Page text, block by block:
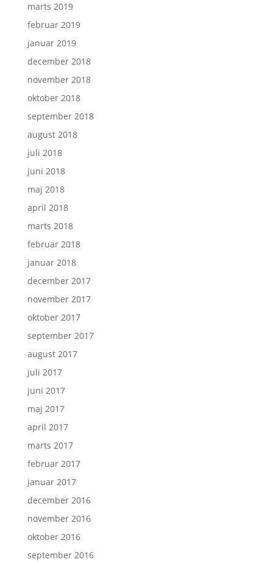
marts 2019
februar 2019
januar 2019
december 2018
november 2018
oktober 2018
september 2018
august 2018
juli 2018
juni 2018
maj 2018
april 2018
marts 2018
februar 2018
januar 2018
december 2017
november 2017
oktober 2017
september 2017
august 2017
juli 2017
juni 2017
maj 2017
april 2017
marts 2017
februar 2017
januar 2017
december 2016
november 2016
oktober 2016
september 2016